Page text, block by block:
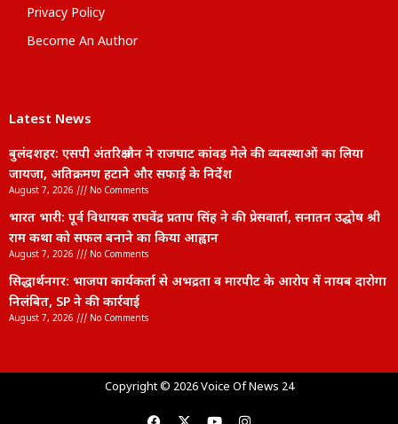
Privacy Policy
Become An Author
Latest News
बुलंदशहर: एसपी अंतरिक्ष जैन ने राजघाट कांवड़ मेले की व्यवस्थाओं का लिया
जायजा, अतिक्रमण हटाने और सफाई के निर्देश
August 7, 2026 No Comments
भारत भारी: पूर्व विधायक राघवेंद्र प्रताप सिंह ने की प्रेसवार्ता, सनातन उद्घोष श्री
राम कथा को सफल बनाने का किया आह्वान
August 7, 2026 No Comments
सिद्धार्थनगर: भाजपा कार्यकर्ता से अभद्रता व मारपीट के आरोप में नायब दारोगा
निलंबित, SP ने की कार्रवाई
August 7, 2026 No Comments
Copyright © 2026 Voice Of News 24